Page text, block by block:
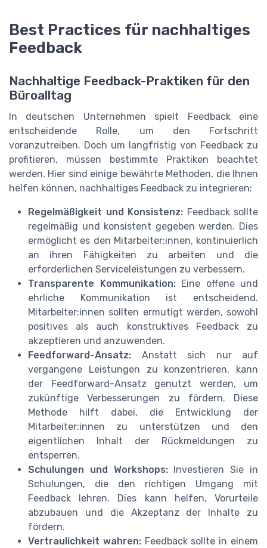
Best Practices für nachhaltiges
Feedback
Nachhaltige Feedback-Praktiken für den
Büroalltag
In deutschen Unternehmen spielt Feedback eine
entscheidende Rolle, um den Fortschritt
voranzutreiben. Doch um langfristig von Feedback zu
profitieren, müssen bestimmte Praktiken beachtet
werden. Hier sind einige bewährte Methoden, die Ihnen
helfen können, nachhaltiges Feedback zu integrieren:
Regelmäßigkeit und Konsistenz: Feedback sollte
regelmäßig und konsistent gegeben werden. Dies
ermöglicht es den Mitarbeiter:innen, kontinuierlich
an ihren Fähigkeiten zu arbeiten und die
erforderlichen Serviceleistungen zu verbessern.
Transparente Kommunikation:Eine offene und
ehrliche Kommunikation ist entscheidend.
Mitarbeiter:innen sollten ermutigt werden, sowohl
positives als auch konstruktives Feedback zu
akzeptieren und anzuwenden.
Feedforward-Ansatz: Anstatt sich nur auf
vergangene Leistungen zu konzentrieren, kann
der Feedforward-Ansatz genutzt werden, um
zukünftige Verbesserungen zu fördern. Diese
Methode hilft dabei, die Entwicklung der
Mitarbeiter:innen zu unterstützen und den
eigentlichen Inhalt der Rückmeldungen zu
entsperren.
Schulungen und Workshops:Investieren Sie in
Schulungen, die den richtigen Umgang mit
Feedback lehren. Dies kann helfen, Vorurteile
abzubauen und die Akzeptanz der Inhalte zu
fördern.
Vertraulichkeit wahren:Feedback sollte in einem